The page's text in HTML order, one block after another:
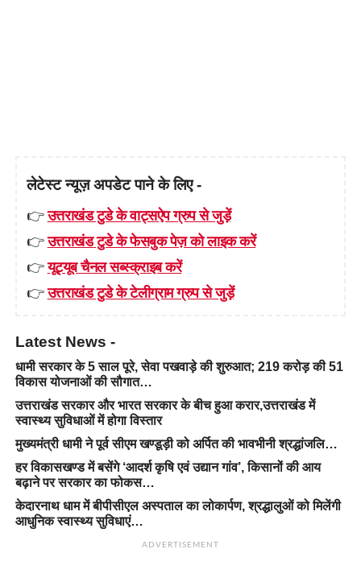
लेटेस्ट न्यूज़ अपडेट पाने के लिए -
👉उत्तराखंड टुडे के वाट्सऐप ग्रुप से जुड़ें
👉उत्तराखंड टुडे के फेसबुक पेज़ को लाइक करें
👉यूट्यूब चैनल सब्स्क्राइब करें
👉उत्तराखंड टुडे के टेलीग्राम ग्रुप से जुड़ें
Latest News -
धामी सरकार के 5 साल पूरे, सेवा पखवाड़े की शुरुआत; 219 करोड़ की 51
विकास योजनाओं की सौगात…
उत्तराखंड सरकार और भारत सरकार के बीच हुआ करार,उत्तराखंड में
स्वास्थ्य सुविधाओं में होगा विस्तार
मुख्यमंत्री धामी ने पूर्व सीएम खण्डूड़ी को अर्पित की भावभीनी श्रद्धांजलि…
हर विकासखण्ड में बसेंगे ‘आदर्श कृषि एवं उद्यान गांव’, किसानों की आय
बढ़ाने पर सरकार का फोकस…
केदारनाथ धाम में बीपीसीएल अस्पताल का लोकार्पण, श्रद्धालुओं को मिलेंगी
आधुनिक स्वास्थ्य सुविधाएं…
ADVERTISEMENT